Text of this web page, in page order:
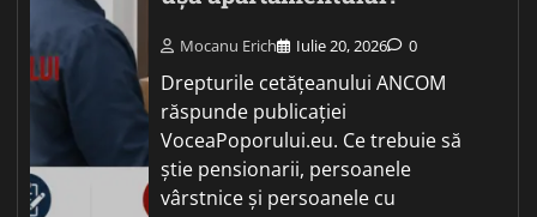
Mocanu Erich Iulie 20, 2026 0
Drepturile cetățeanului ANCOM
răspunde publicației
VoceaPoporului.eu. Ce trebuie să
știe pensionarii, persoanele
vârstnice și persoanele cu